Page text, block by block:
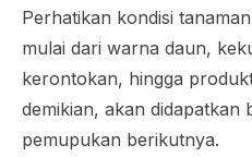
Perhatikan kondisi
mulai dari warna daun,
kerontokan, hingga
demikian, akan didapatkan
pemupukan berikutnya.